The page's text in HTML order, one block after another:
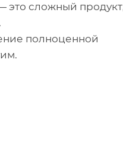
это сложный
полноценной